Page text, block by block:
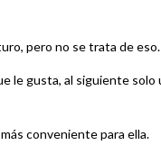
pero no se trata de eso.
le gusta, al siguiente solo
conveniente para ella.